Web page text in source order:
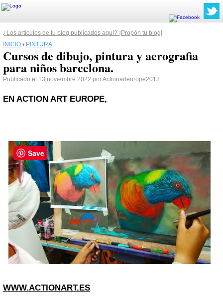
¿Los artículos de tu blog publicados aquí? ¡Propón tu blog!
INICIO › PINTURA
Cursos de dibujo, pintura y aerografia
para niños barcelona.
Publicado el 13 noviembre 2022 por Actionarteurope2013
EN ACTION ART EUROPE,
WWW.ACTIONART.ES
Save